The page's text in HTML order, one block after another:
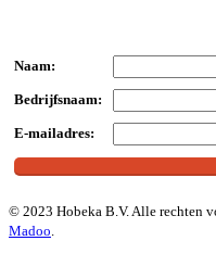
Naam:
Bedrijfsnaam:
E-mailadres:
© 2023 Hobeka B.V. Alle rechten
Madoo.